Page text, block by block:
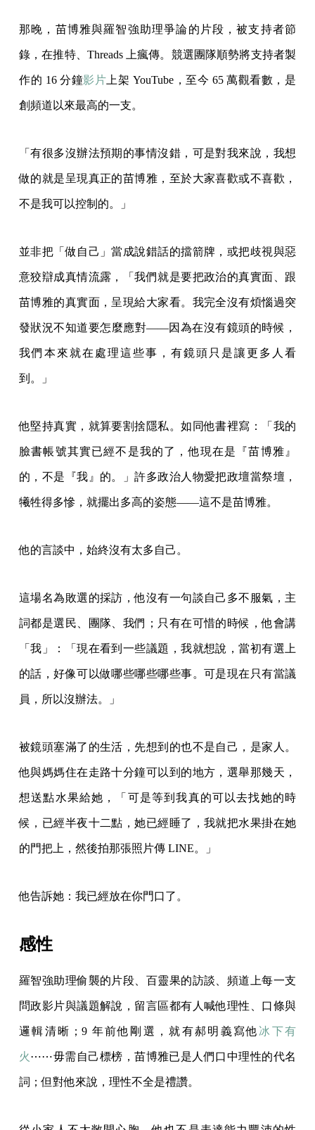
那晚，苗博雅與羅智強助理爭論的片段，被支持者節
錄，在推特、Threads 上瘋傳。競選團隊順勢將支持者製
作的 16 分鐘影片 上架 YouTube，至今 65 萬觀看數，是
創頻道以來最高的一支。
「有很多沒辦法預期的事情沒錯，可是對我來說，我想
做的就是呈現真正的苗博雅，至於大家喜歡或不喜歡，
不是我可以控制的。」
並非把「做自己」當成說錯話的擋箭牌，或把歧視與惡
意狡辯成真情流露，「我們就是要把政治的真實面、跟
苗博雅的真實面，呈現給大家看。我完全沒有煩惱過突
發狀況不知道要怎麼應對——因為在沒有鏡頭的時候，
我們本來就在處理這些事，有鏡頭只是讓更多人看
到。」
他堅持真實，就算要割捨隱私。如同他書裡寫：「我的
臉書帳號其實已經不是我的了，他現在是『苗博雅』
的，不是『我』的。」許多政治人物愛把政壇當祭壇，
犧牲得多慘，就擺出多高的姿態——這不是苗博雅。
他的言談中，始終沒有太多自己。
這場名為敗選的採訪，他沒有一句談自己多不服氣，主
詞都是選民、團隊、我們；只有在可惜的時候，他會講
「我」：「現在看到一些議題，我就想說，當初有選上
的話，好像可以做哪些哪些哪些事。可是現在只有當議
員，所以沒辦法。」
被鏡頭塞滿了的生活，先想到的也不是自己，是家人。
他與媽媽住在走路十分鐘可以到的地方，選舉那幾天，
想送點水果給她，「可是等到我真的可以去找她的時
候，已經半夜十二點，她已經睡了，我就把水果掛在她
的門把上，然後拍那張照片傳 LINE。」
他告訴她：我已經放在你門口了。
感性
羅智強助理偷襲的片段、百靈果的訪談、頻道上每一支
問政影片與議題解說，留言區都有人喊他理性、口條與
邏輯清晰；9 年前他剛選，就有郝明義寫他 冰下有
火⋯⋯毋需自己標榜，苗博雅已是人們口中理性的代名
詞；但對他來說，理性不全是禮讚。